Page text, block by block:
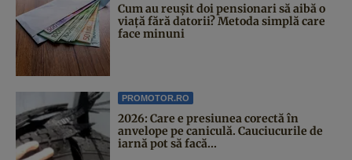
Cum au reușit doi pensionari să aibă o
viață fără datorii? Metoda simplă care
face minuni
PROMOTOR.RO
2026: Care e presiunea corectă în
anvelope pe caniculă. Cauciucurile de
iarnă pot să facă...